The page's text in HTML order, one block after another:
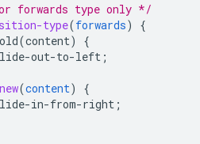
forwards type only */
type(forwards)
{
{
out-to-left ;
(content)
{
in-from-right ;